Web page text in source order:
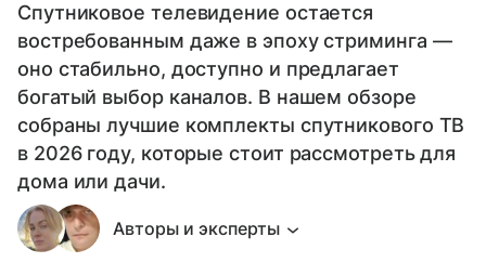
Спутниковое телевидение остается
востребованным даже в эпоху стриминга —
оно стабильно, доступно и предлагает
богатый выбор каналов. В нашем обзоре
собраны лучшие комплекты спутникового ТВ
в 2026 году, которые стоит рассмотреть для
дома или дачи.
Авторы и эксперты